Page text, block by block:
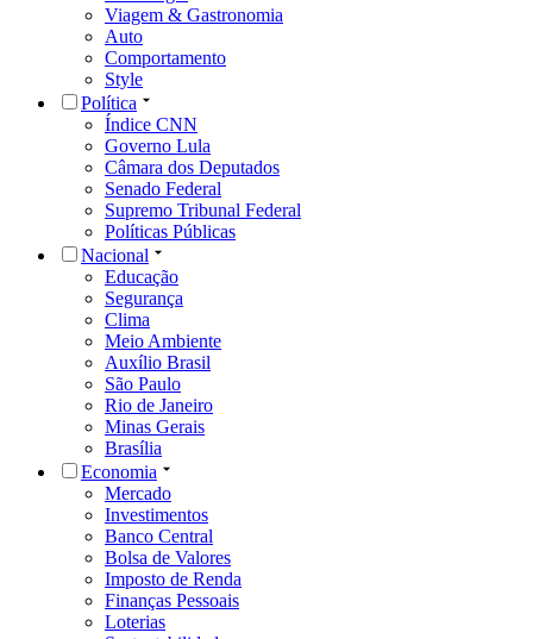
Viagem & Gastronomia
Auto
Comportamento
Style
Política
Índice CNN
Governo Lula
Câmara dos Deputados
Senado Federal
Supremo Tribunal Federal
Políticas Públicas
Nacional
Educação
Segurança
Clima
Meio Ambiente
Auxílio Brasil
São Paulo
Rio de Janeiro
Minas Gerais
Brasília
Economia
Mercado
Investimentos
Banco Central
Bolsa de Valores
Imposto de Renda
Finanças Pessoais
Loterias